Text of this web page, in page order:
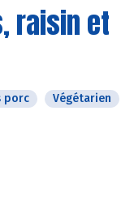
raisin et
porc
Végétarien